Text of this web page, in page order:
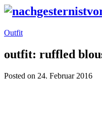
Outfit
outfit: ruffled
Posted on 24. Februar 2016